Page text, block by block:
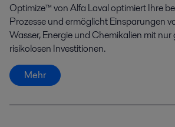
Optimize™ von Alfa Laval optimiert Ihre
Prozesse und ermöglicht Einsparungen
Wasser, Energie und Chemikalien mit
risikolosen Investitionen.
Mehr